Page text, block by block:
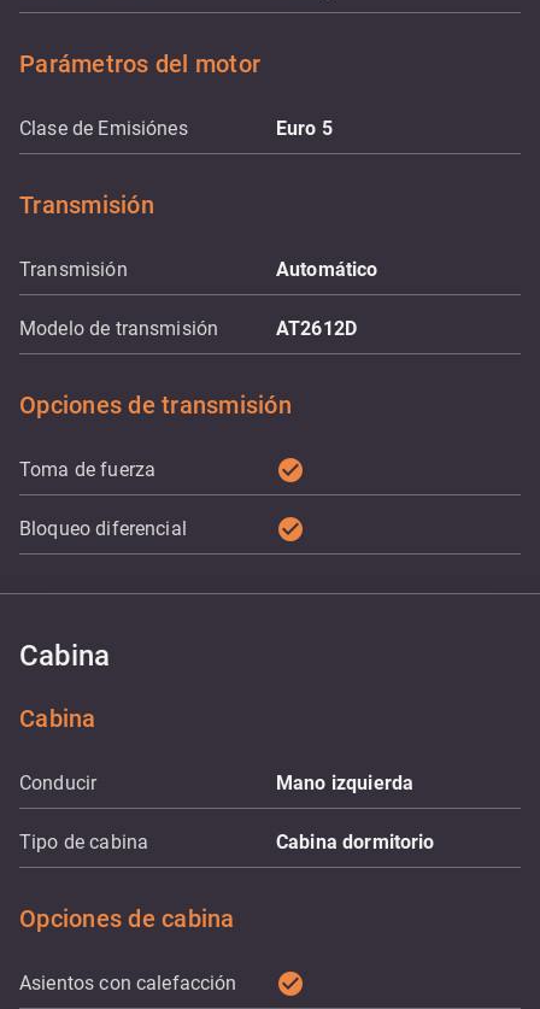
Parámetros del motor
Clase de Emisiónes Euro 5
Transmisión
Transmisión Automático
Modelo de transmisión AT2612D
Opciones de transmisión
Toma de fuerza check_circle
Bloqueo diferencial check_circle
Cabina
Cabina
Conducir Mano izquierda
Tipo de cabina Cabina dormitorio
Opciones de cabina
Asientos con calefacción check_circle